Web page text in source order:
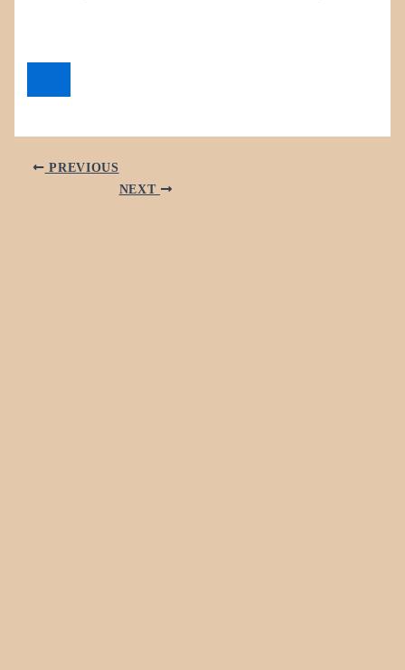
PREVIOUS
NEXT